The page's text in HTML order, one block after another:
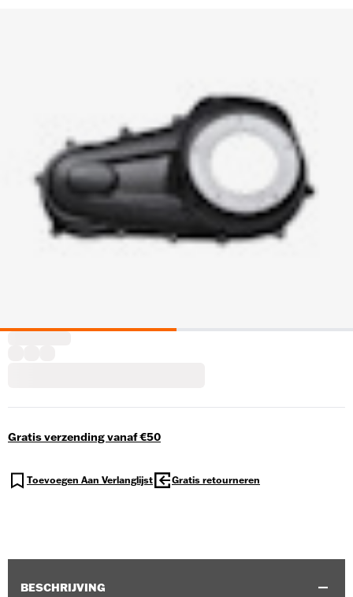
Gratis verzending vanaf €50
Toevoegen Aan Verlanglijst Gratis retourneren
BESCHRIJVING